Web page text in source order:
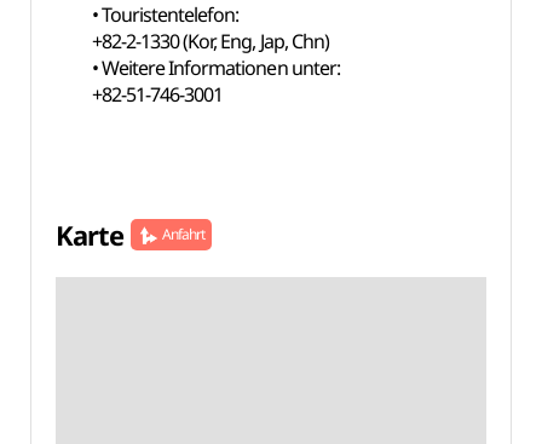
• Touristentelefon:
+82-2-1330 (Kor, Eng, Jap, Chn)
• Weitere Informationen unter:
+82-51-746-3001
Karte Anfahrt